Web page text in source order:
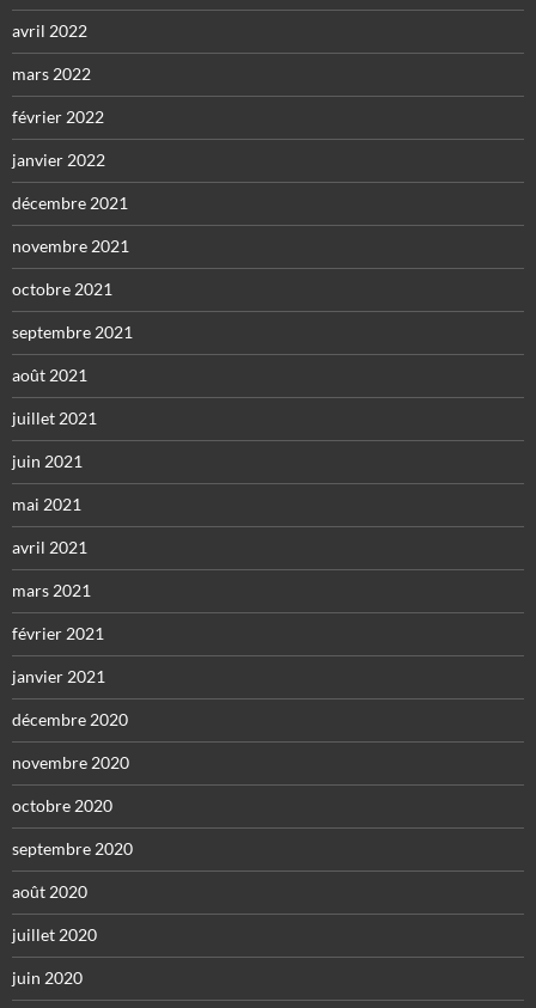
avril 2022
mars 2022
février 2022
janvier 2022
décembre 2021
novembre 2021
octobre 2021
septembre 2021
août 2021
juillet 2021
juin 2021
mai 2021
avril 2021
mars 2021
février 2021
janvier 2021
décembre 2020
novembre 2020
octobre 2020
septembre 2020
août 2020
juillet 2020
juin 2020